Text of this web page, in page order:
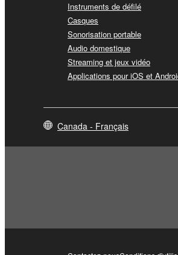
Instruments de défilé
Casques
Sonorisation portable
Audio domestique
Streaming et jeux vidéo
Applications pour iOS et
Canada - Français